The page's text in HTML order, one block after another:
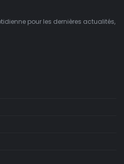
pour les dernières actualités,